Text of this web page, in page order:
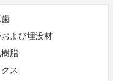
歯
よび埋没材
脂
ス